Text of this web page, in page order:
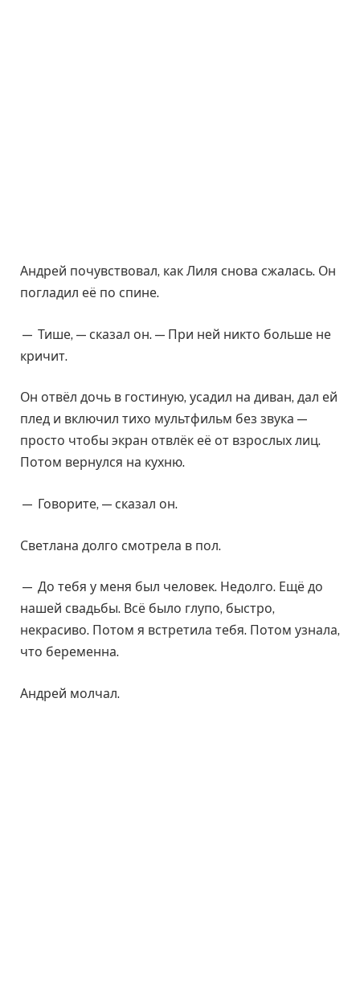
Андрей почувствовал, как Лиля снова сжалась. Он
погладил её по спине.
— Тише, — сказал он. — При ней никто больше не
кричит.
Он отвёл дочь в гостиную, усадил на диван, дал ей
плед и включил тихо мультфильм без звука —
просто чтобы экран отвлёк её от взрослых лиц.
Потом вернулся на кухню.
— Говорите, — сказал он.
Светлана долго смотрела в пол.
— До тебя у меня был человек. Недолго. Ещё до
нашей свадьбы. Всё было глупо, быстро,
некрасиво. Потом я встретила тебя. Потом узнала,
что беременна.
Андрей молчал.